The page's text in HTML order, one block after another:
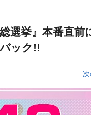
選挙』本番直前
ック!!